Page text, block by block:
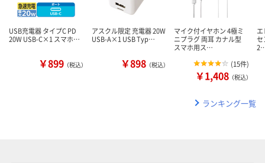
USB充電器 タイプC PD
20W USB-C×1 スマホ…
￥899 （税込）
アスクル限定 充電器 20W
USB-A×1 USB Typ…
￥898 （税込）
マイク付イヤホン 4極ミ
ニプラグ 両耳 カナル型
スマホ用ス…
(15件)
￥1,408 （税込）
セ
ランキング一覧